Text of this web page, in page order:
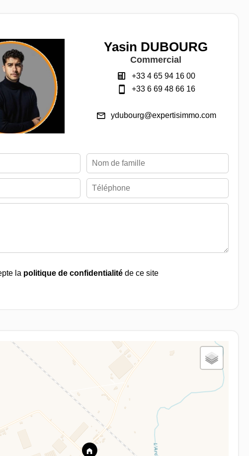
Yasin DUBOURG
Commercial
+33 4 65 94 16 00
+33 6 69 48 66 16
ydubourg@expertisimmo.com
la politique de confidentialitéde ce site